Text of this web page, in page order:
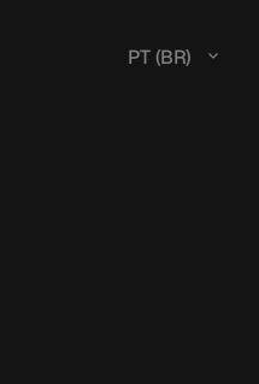
PT (BR)